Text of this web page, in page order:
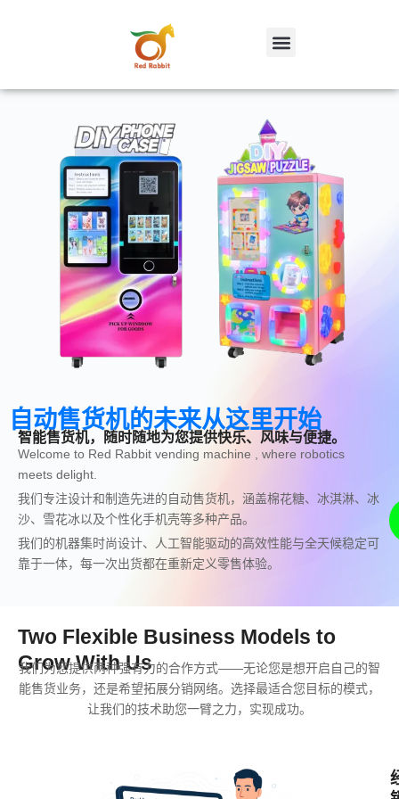
自动售货机的未来从这里开始
智能售货机，随时随地为您提供快乐、风味与便捷。
Welcome to Red Rabbit vending machine , where robotics
meets delight.
我们专注设计和制造先进的自动售货机，涵盖棉花糖、冰淇淋、冰
沙、雪花冰以及个性化手机壳等多种产品。
我们的机器集时尚设计、人工智能驱动的高效性能与全天候稳定可
靠于一体，每一次出货都在重新定义零售体验。
Two Flexible Business Models to
Grow With Us
我们为您提供两种强有力的合作方式——无论您是想开启自己的智
能售货业务，还是希望拓展分销网络。选择最适合您目标的模式，
让我们的技术助您一臂之力，实现成功。